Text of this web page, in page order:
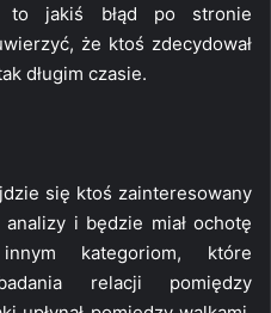
jakiś błąd po stronie
że ktoś zdecydował
długim czasie.
się ktoś zainteresowany
i będzie miał ochotę
kategoriom, które
relacji pomiędzy